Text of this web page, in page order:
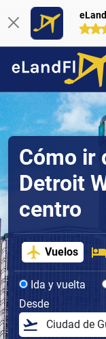
Cómo ir
Detroit
centro
Vuelos
Ida y vuelta
Desde